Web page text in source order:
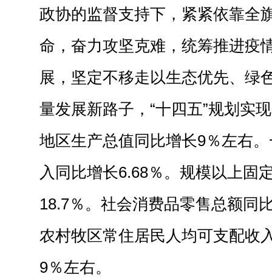
政协的监督支持下，紧紧依靠全
命，奋力攻坚克难，统筹推进疫
展，坚定不移走以生态优先、绿
量发展新路子，“十四五”规划实
地区生产总值同比增长9％左右
入同比增长6.68％。规模以上固
18.7％。社会消费品零售总额同
农村牧区常住居民人均可支配收
9％左右。